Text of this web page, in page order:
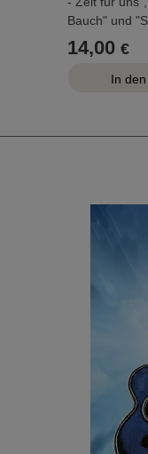
Bauch" und
...
14,00 €